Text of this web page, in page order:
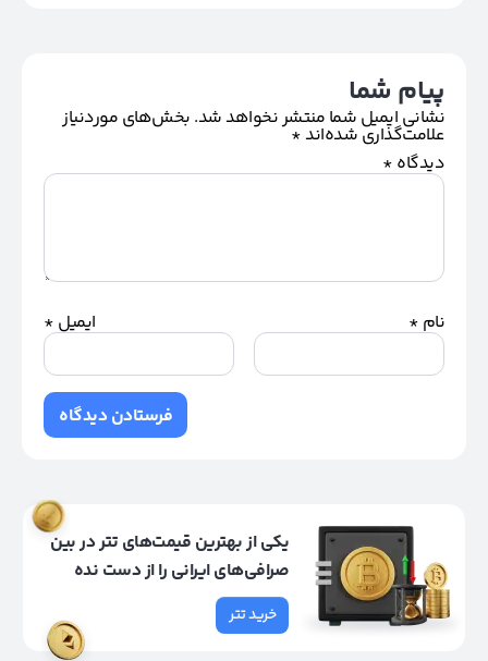
پیام شما
نشانی ایمیل شما منتشر نخواهد شد. بخش‌های موردنیاز
علامت‌گذاری شده‌اند*
دیدگاه *
نام * ایمیل *
یکی از بهترین قیمت‌های تتر در بین
صرافی‌های ایرانی را از دست نده
خرید تتر